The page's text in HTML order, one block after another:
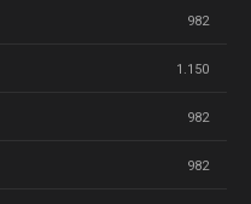
982
1.150
982
982